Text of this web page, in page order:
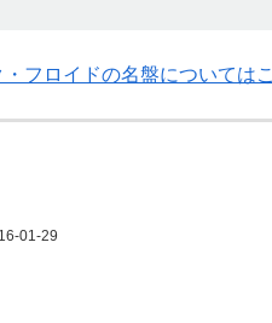
・フロイドの名盤については
01-29